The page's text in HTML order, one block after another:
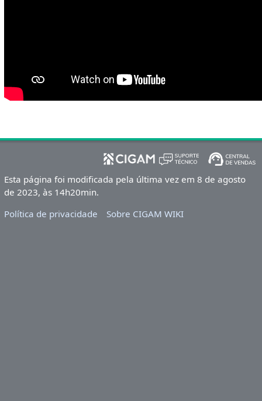
Esta página foi modificada pela última vez em 8 de agosto
de 2023, às 14h20min.
Política de privacidade
Sobre CIGAM WIKI